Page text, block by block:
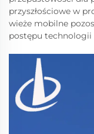
przyszłościowe w
wieże mobilne
postępu